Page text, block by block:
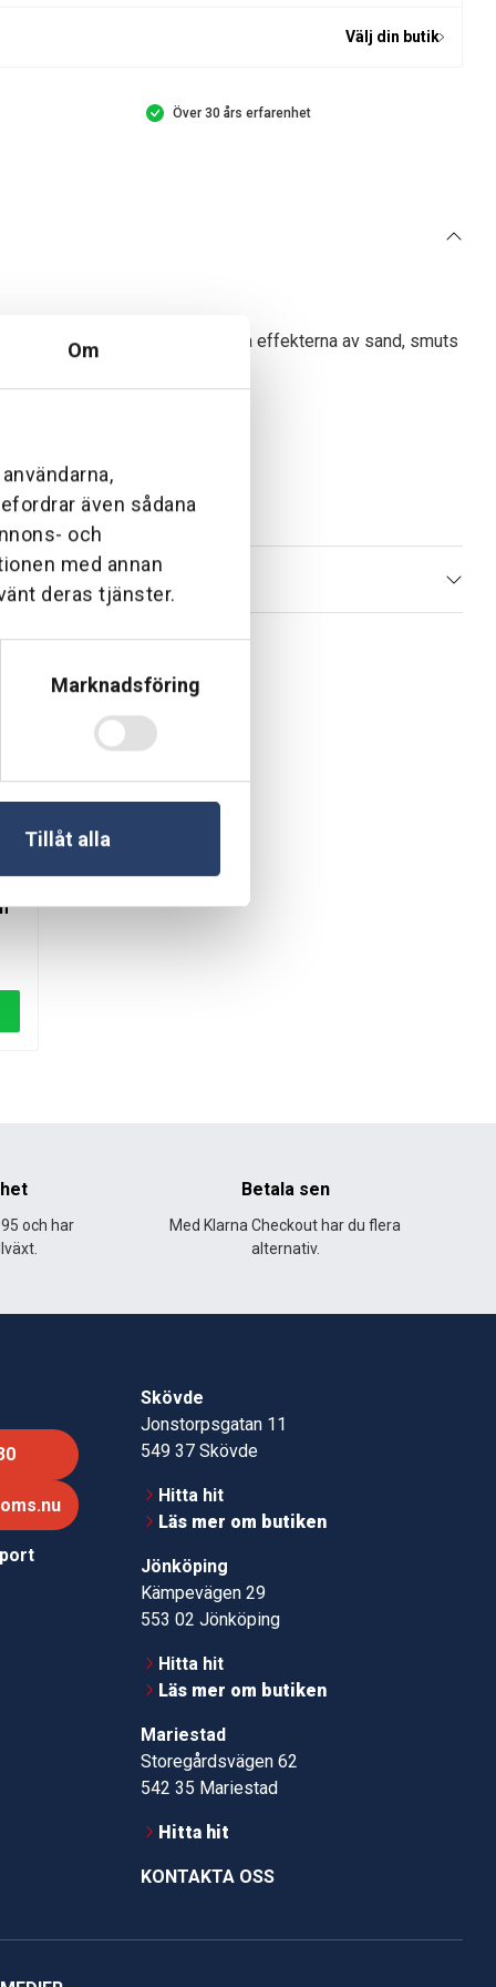
Om
även sådana
och
med annan
deras tjänster.
Marknadsföring
Tillåt alla
Välj din butik
Över 30 års erfarenhet
är skyddad från de skadliga effekterna av sand, smuts
l/h.
och har
Betala sen
Med Klarna Checkout har du flera
alternativ.
Skövde
Jonstorpsgatan 11
549 37 Skövde
Hitta hit
Läs mer om butiken
Jönköping
Kämpevägen 29
553 02 Jönköping
Hitta hit
Läs mer om butiken
Mariestad
Storegårdsvägen 62
542 35 Mariestad
Hitta hit
KONTAKTA OSS